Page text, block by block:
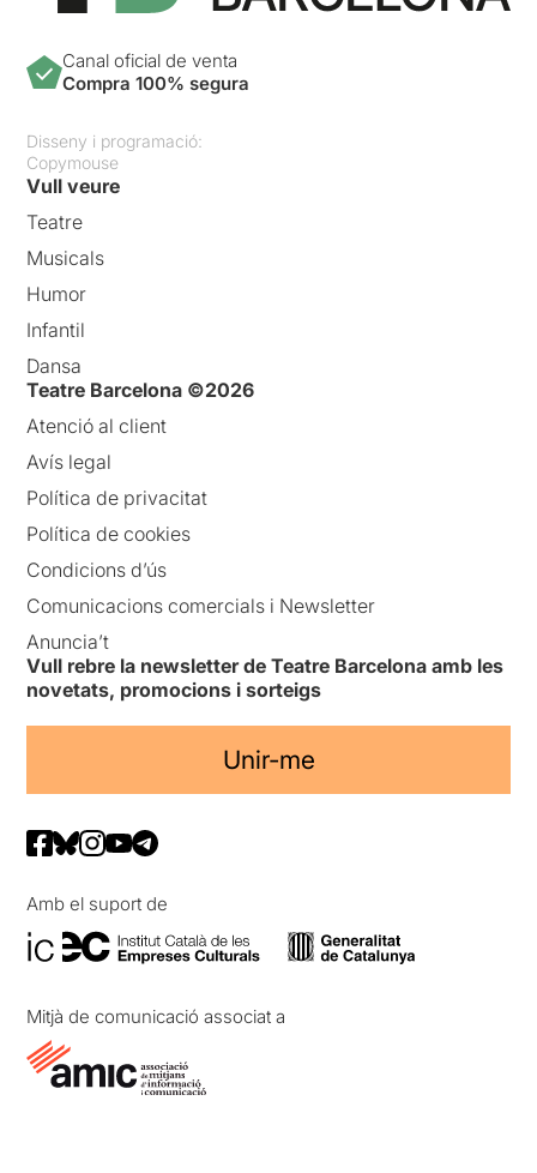
Canal oficial de venta
Compra 100% segura
Disseny i programació:
Copymouse
Vull veure
Teatre
Musicals
Humor
Infantil
Dansa
Teatre Barcelona ©2026
Atenció al client
Avís legal
Política de privacitat
Política de cookies
Condicions d’ús
Comunicacions comercials i Newsletter
Anuncia’t
Vull rebre la newsletter de Teatre Barcelona amb les
novetats, promocions i sorteigs
Unir-me
Amb el suport de
Mitjà de comunicació associat a